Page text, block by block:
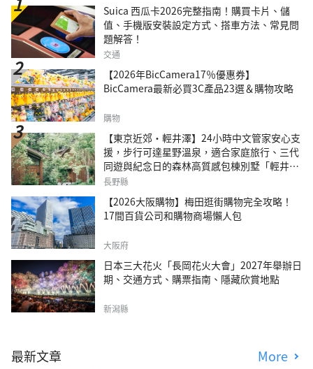
Suica 西瓜卡2026完整指南！購買卡片、儲
值、手機版安裝設定方式、搭車方法、常見問
題解答！
交通
【2026年BicCamera17％優惠券】
BicCamera最新必買3C產品23選＆購物攻略
購物
【東京近郊・輕井澤】24小時中文管家安心支
援，步行可達星野溫泉，適合家庭旅行、三代
同遊與紀念日的森林高質感包棟別墅「輕井澤
森四季VILLA」
長野縣
【2026大阪購物】梅田逛街購物完全攻略！
17間百貨公司和購物商場懶人包
大阪府
日本三大花火「長岡花火大會」2027年舉辦日
期、交通方式、購票指南、隱藏欣賞地點
新潟縣
最新文章 More